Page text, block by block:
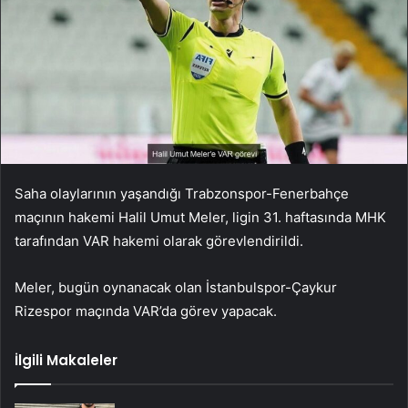
Saha olaylarının yaşandığı Trabzonspor-Fenerbahçe
maçının hakemi Halil Umut Meler, ligin 31. haftasında MHK
tarafından VAR hakemi olarak görevlendirildi.
Meler, bugün oynanacak olan İstanbulspor-Çaykur
Rizespor maçında VAR’da görev yapacak.
İlgili Makaleler